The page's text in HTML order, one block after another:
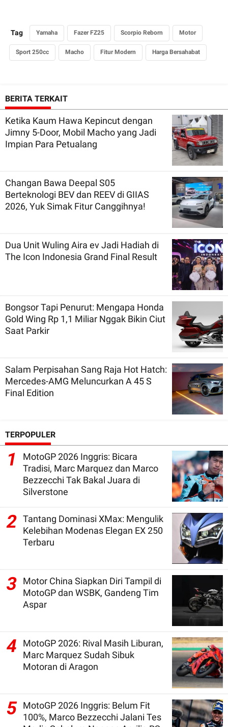
Tag Yamaha Fazer FZ25 Scorpio Reborn Motor
Sport 250cc Macho Fitur Modern Harga Bersahabat
BERITA TERKAIT
Ketika Kaum Hawa Kepincut dengan
Jimny 5-Door, Mobil Macho yang Jadi
Impian Para Petualang
Changan Bawa Deepal S05
Berteknologi BEV dan REEV di GIIAS
2026, Yuk Simak Fitur Canggihnya!
Dua Unit Wuling Aira ev Jadi Hadiah di
The Icon Indonesia Grand Final Result
Bongsor Tapi Penurut: Mengapa Honda
Gold Wing Rp 1,1 Miliar Nggak Bikin Ciut
Saat Parkir
Salam Perpisahan Sang Raja Hot Hatch:
Mercedes-AMG Meluncurkan A 45 S
Final Edition
TERPOPULER
1
MotoGP 2026 Inggris: Bicara
Tradisi, Marc Marquez dan Marco
Bezzecchi Tak Bakal Juara di
Silverstone
2 Tantang Dominasi XMax: Mengulik
Kelebihan Modenas Elegan EX 250
Terbaru
3
Motor China Siapkan Diri Tampil di
MotoGP dan WSBK, Gandeng Tim
Aspar
4
MotoGP 2026: Rival Masih Liburan,
Marc Marquez Sudah Sibuk
Motoran di Aragon
5 MotoGP 2026 Inggris: Belum Fit
100%, Marco Bezzecchi Jalani Tes